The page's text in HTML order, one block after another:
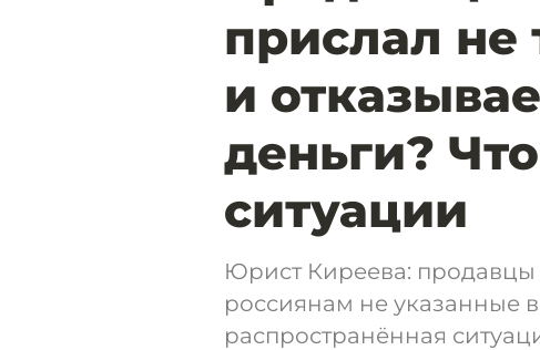
прислал не
и
деньги?
ситуации
Юрист Киреева: продавцы
россиянам не указанные
распространённая